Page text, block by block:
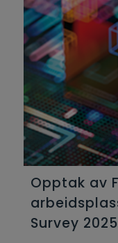
Opptak av
Survey 2025